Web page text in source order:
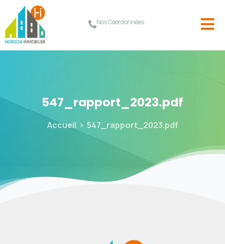
Nos Coordonnées
547_rapport_2023.pdf
Accueil 547_rapport_2023.pdf